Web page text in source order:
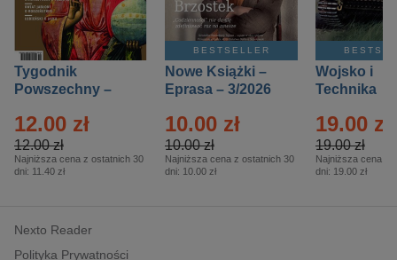
Tygodnik
Powszechny –
12.00 zł
12.00 zł
Najniższa cena z ostatnich 30
dni: 11.40 zł
BESTSELLER
Nowe Książki –
Eprasa – 3/2026
10.00 zł
10.00 zł
Najniższa cena z ostatnich 30
dni: 10.00 zł
Wojsko i
Technika
– 2/2026
19.00 zł
19.00 zł
Najniższa cena z
dni: 19.00 zł
Nexto Reader
Polityka Prywatności